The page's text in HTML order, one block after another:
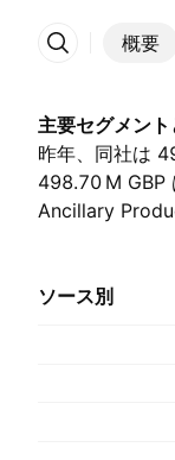
概要
そ
主要セグメン
昨年、同社は
‪498.70 M‬ GBP
Ancillary
ソース別